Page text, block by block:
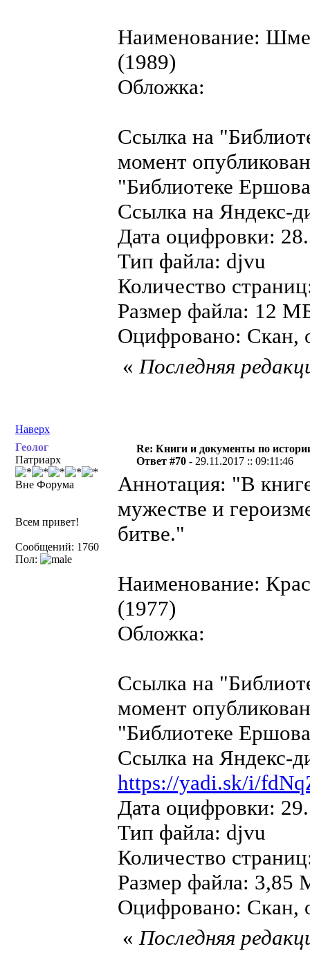
Наименование:
(1989)
Обложка:
Ссылка на
момент
"Библиотеке
Ссылка на Яндекс-
Дата оцифровки:
Тип файла: djvu
Количество
Размер файла: 12
Оцифровано: Скан,
Наверх
«Последняя
Геолог
Патриарх
Вне Форума
Всем привет!
Сообщений: 1760
Пол:
Re: Книги и документы по
Ответ #70 - 29.11.2017 :: 09:11:46
Аннотация: "В
мужестве и
битве."
Наименование:
(1977)
Обложка:
Ссылка на
момент
"Библиотеке
Ссылка на Яндекс-
https://yadi.sk/i/
Дата оцифровки:
Тип файла: djvu
Количество
Размер файла: 3,85
Оцифровано: Скан,
«Последняя